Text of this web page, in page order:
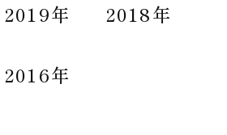
2019年 2018年
2016年